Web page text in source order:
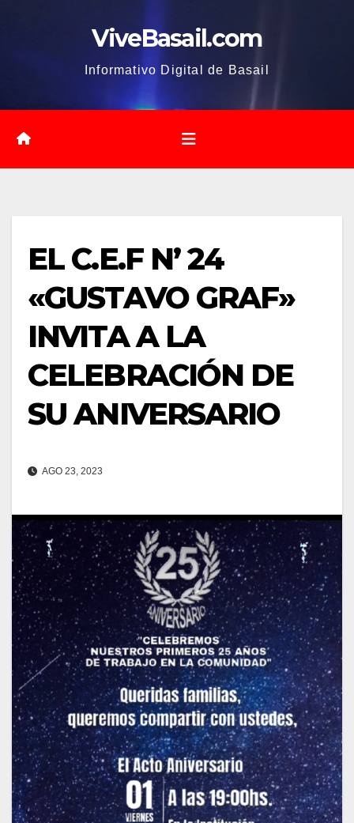
ViveBasail.com
Informativo Digital de Basail
EL C.E.F N’ 24
«GUSTAVO GRAF»
INVITA A LA
CELEBRACIÓN DE
SU ANIVERSARIO
AGO 23, 2023